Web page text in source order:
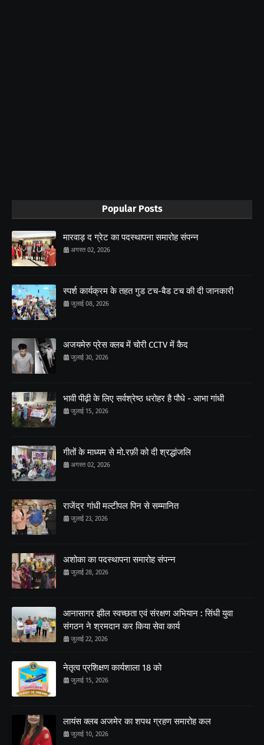
Popular Posts
मारवाड़ द ग्रेट का पदस्थापना समारोह संपन्न
अगस्त 02, 2026
स्पर्श कार्यक्रम के तहत गुड टच-बैड टच की दी जानकारी
जुलाई 08, 2026
अजयमेरु प्रेस क्लब में चोरी CCTV में कैद
जुलाई 30, 2026
भावी पीढ़ी के लिए सर्वश्रेष्ठ धरोहर है पौधे - आभा गांधी
जुलाई 15, 2026
गीतों के माध्यम से मो.रफ़ी को दी श्रद्धांजलि
अगस्त 02, 2026
राजेंद्र गांधी मल्टीपल पिन से सम्मानित
जुलाई 23, 2026
अशोका का पदस्थापना समारोह संपन्न
जुलाई 28, 2026
आनासागर झील स्वच्छता एवं संरक्षण अभियान : सिंधी युवा
संगठन ने श्रमदान कर किया सेवा कार्य
जुलाई 22, 2026
नेतृत्व प्रशिक्षण कार्यशाला 18 को
जुलाई 15, 2026
लायंस क्लब अजमेर का शपथ ग्रहण समारोह कल
जुलाई 10, 2026